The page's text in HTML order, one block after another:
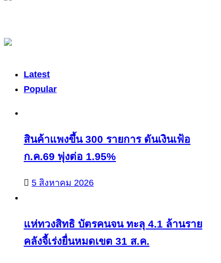
Latest
Popular
สินค้าแพงขึ้น 300 รายการ ดันเงินเฟ้อ
ก.ค.69 พุ่งต่อ 1.95%
5 สิงหาคม 2026
แห่ทวงสิทธิ บัตรคนจน ทะลุ 4.1 ล้านราย
คลังจี้เร่งยื่นหมดเขต 31 ส.ค.